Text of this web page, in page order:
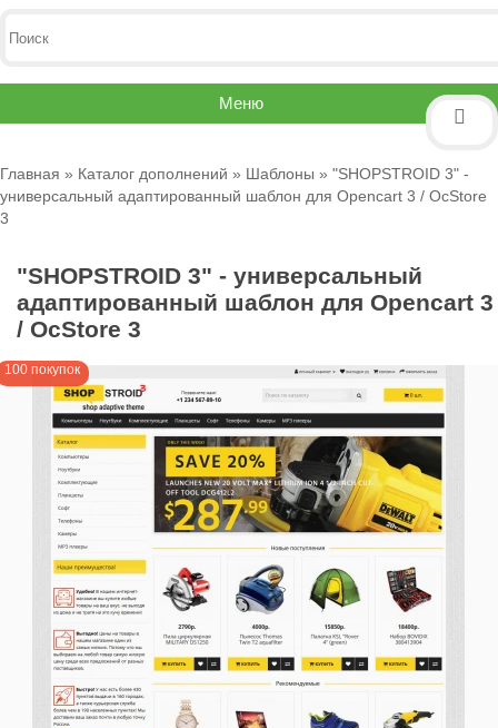
Меню
Главная » Каталог дополнений » Шаблоны » "SHOPSTROID 3" -
универсальный адаптированный шаблон для Opencart 3 / OcStore
3
"SHOPSTROID 3" - универсальный
адаптированный шаблон для Opencart 3
/ OcStore 3
100 покупок